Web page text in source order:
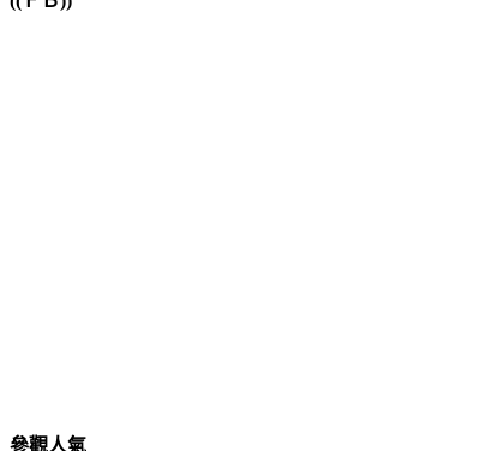
參觀人氣